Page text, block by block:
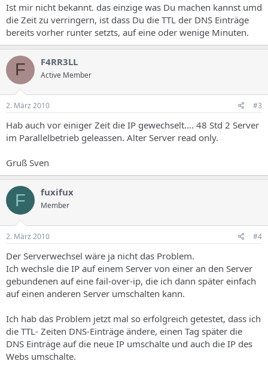
Ist mir nicht bekannt. das einzige was Du machen kannst umd
die Zeit zu verringern, ist dass Du die TTL der DNS Einträge
bereits vorher runter setzts, auf eine oder wenige Minuten.
F F4RR3LL
Active Member
2. März 2010 #3
Hab auch vor einiger Zeit die IP gewechselt.... 48 Std 2 Server
im Parallelbetrieb geleassen. Alter Server read only.
Gruß Sven
F fuxifux
Member
2. März 2010 #4
Der Serverwechsel wäre ja nicht das Problem.
Ich wechsle die IP auf einem Server von einer an den Server
gebundenen auf eine fail-over-ip, die ich dann später einfach
auf einen anderen Server umschalten kann.
Ich hab das Problem jetzt mal so erfolgreich getestet, dass ich
die TTL- Zeiten DNS-Einträge ändere, einen Tag später die
DNS Einträge auf die neue IP umschalte und auch die IP des
Webs umschalte.